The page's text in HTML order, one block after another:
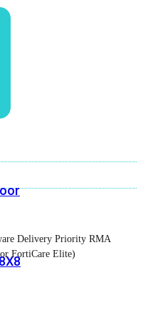
8X8
Delivery Priority RMA
FortiCare Elite)